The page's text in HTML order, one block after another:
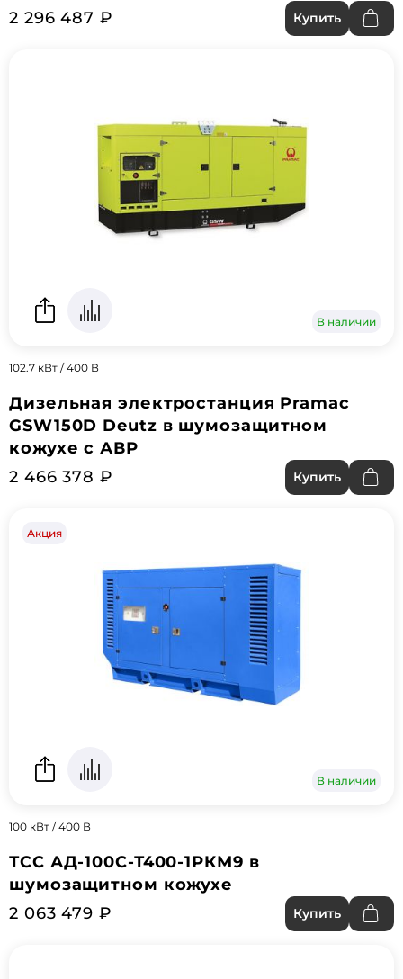
2 296 487 ₽
Купить
В наличии
102.7 кВт / 400 В
Дизельная электростанция Pramac
GSW150D Deutz в шумозащитном
кожухе с АВР
2 466 378 ₽
Купить
Акция
В наличии
100 кВт / 400 В
ТСС АД-100С-Т400-1РКМ9 в
шумозащитном кожухе
2 063 479 ₽
Купить